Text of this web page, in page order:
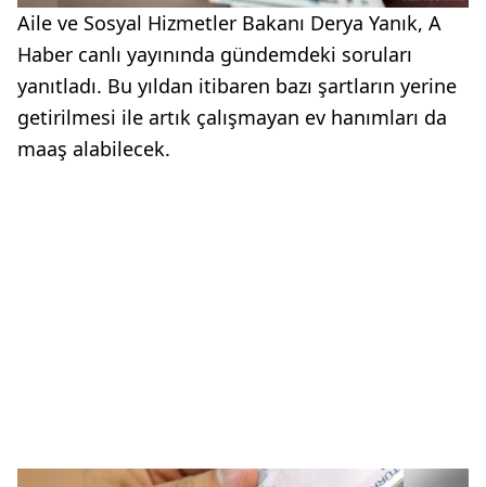
Aile ve Sosyal Hizmetler Bakanı Derya Yanık, A
Haber canlı yayınında gündemdeki soruları
yanıtladı. Bu yıldan itibaren bazı şartların yerine
getirilmesi ile artık çalışmayan ev hanımları da
maaş alabilecek.